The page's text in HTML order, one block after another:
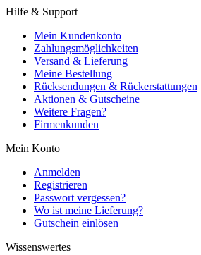
Hilfe & Support
Mein Kundenkonto
Zahlungsmöglichkeiten
Versand & Lieferung
Meine Bestellung
Rücksendungen & Rückerstattungen
Aktionen & Gutscheine
Weitere Fragen?
Firmenkunden
Mein Konto
Anmelden
Registrieren
Passwort vergessen?
Wo ist meine Lieferung?
Gutschein einlösen
Wissenswertes